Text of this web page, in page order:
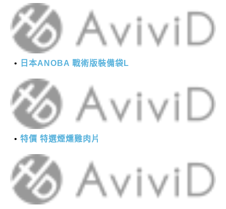
日本ANOBA 戰術版裝備袋L
特價 特選煙燻雞肉片